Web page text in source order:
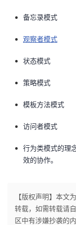
备忘录模式
观察者模式
状态模式
策略模式
模板方法模式
访问者模式
行为类模式的理
效的协作。
【版权声明】本文
转载，如需转载请
区中有涉嫌抄袭的